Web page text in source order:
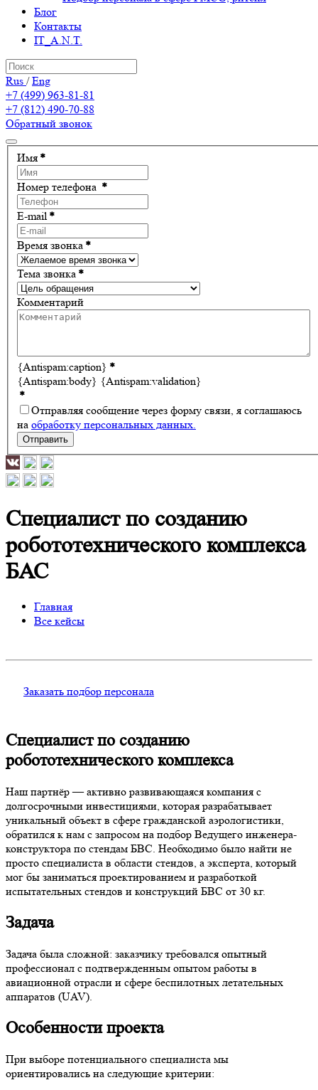
Блог
Контакты
IT_A.N.T.
Rus /Eng
+7 (499) 963-81-81
+7 (812) 490-70-88
Обратный звонок
Имя *
Номер телефона *
E-mail *
Время звонка *
Тема звонка *
Комментарий
{Antispam:caption} *
{Antispam:body} {Antispam:validation}
*
Отправляя сообщение через форму связи, я соглашаюсь
на обработку персональных данных.
Отправить
Специалист по созданию
робототехнического комплекса
БАС
Главная
Все кейсы
Заказать подбор персонала
Специалист по созданию
робототехнического комплекса
Наш партнёр — активно развивающаяся компания с
долгосрочными инвестициями, которая разрабатывает
уникальный объект в сфере гражданской аэрологистики,
обратился к нам с запросом на подбор Ведущего инженера-
конструктора по стендам БВС. Необходимо было найти не
просто специалиста в области стендов, а эксперта, который
мог бы заниматься проектированием и разработкой
испытательных стендов и конструкций БВС от 30 кг.
Задача
Задача была сложной: заказчику требовался опытный
профессионал с подтвержденным опытом работы в
авиационной отрасли и сфере беспилотных летательных
аппаратов (UAV).
Особенности проекта
При выборе потенциального специалиста мы
ориентировались на следующие критерии: